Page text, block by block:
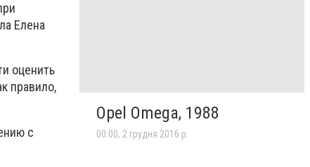
Елена
оценить
правило,
с
Opel Omega, 1988
00:00, 2 грудня 2016 р.